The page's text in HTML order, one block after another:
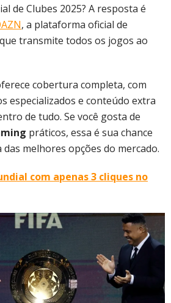
de Clubes 2025? A resposta é
, a plataforma oficial de
transmite todos os jogos ao
cobertura completa, com
especializados e conteúdo extra
de tudo. Se você gosta de
práticos, essa é sua chance
melhores opções do mercado.
com apenas 3 cliques no